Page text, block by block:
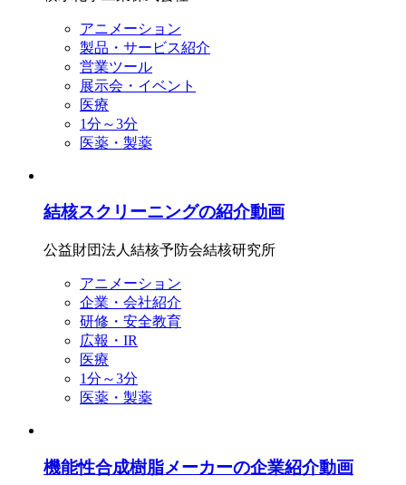
アニメーション
製品・サービス紹介
営業ツール
展示会・イベント
医療
1分～3分
医薬・製薬
結核スクリーニングの紹介動画
公益財団法人結核予防会結核研究所
アニメーション
企業・会社紹介
研修・安全教育
広報・IR
医療
1分～3分
医薬・製薬
機能性合成樹脂メーカーの企業紹介動画